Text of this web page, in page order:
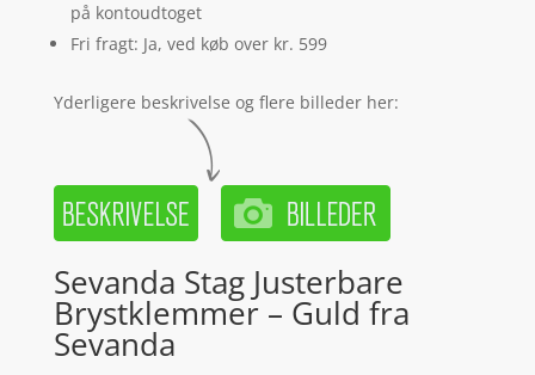
på kontoudtoget
Fri fragt: Ja, ved køb over kr. 599
Yderligere beskrivelse og flere billeder her:
Sevanda Stag Justerbare
Brystklemmer – Guld fra
Sevanda